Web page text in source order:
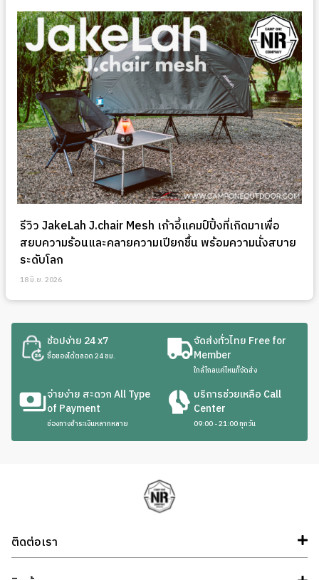
รีวิว JakeLah J.chair Mesh เก้าอี้แคมป์ปิ้งที่เกิดมาเพื่อ
สยบความร้อนและคลายความเปียกชื้น พร้อมความนั่งสบาย
ระดับโลก
18 มิ.ย. 2026
ช้อปง่าย 24 x7
ซื้อของได้ตลอด 24 ชม.
จัดส่งทั่วไทย Free for
Member
ใกล้ไกลแค่ไหนก็จัดส่ง
จ่ายง่าย สะดวก All Type
of Payment
ช่องทางชำระเงินหลากหลาย
บริการช่วยเหลือ Call
Center
09:00 - 21:00 ทุกวัน
ติดต่อเรา